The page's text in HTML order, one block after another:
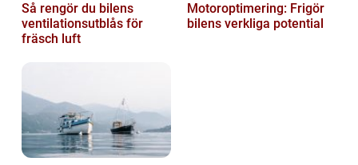
Så rengör du bilens
ventilationsutblås för
fräsch luft
Motoroptimering: Frigör
bilens verkliga potential